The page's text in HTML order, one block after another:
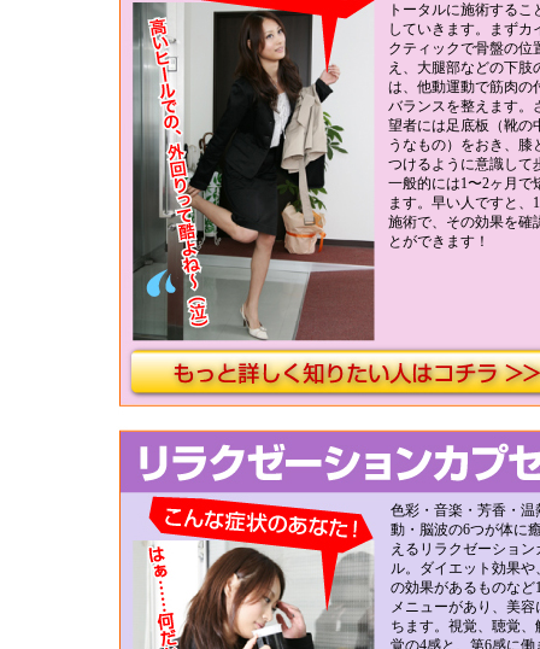
トータルに施術するこ
していきます。まずカ
クティックで骨盤の位
え、大腿部などの下肢
は、他動運動で筋肉の
バランスを整えます。
望者には足底板（靴の
うなもの）をおき、膝
つけるように意識して
一般的には1〜2ヶ月で
ます。早い人ですと、
施術で、その効果を確
とができます！
色彩・音楽・芳香・温
動・脳波の6つが体に
えるリラクゼーション
ル。ダイエット効果や
の効果があるものなど
メニューがあり、美容
ちます。視覚、聴覚、
覚の4感と、第6感に働